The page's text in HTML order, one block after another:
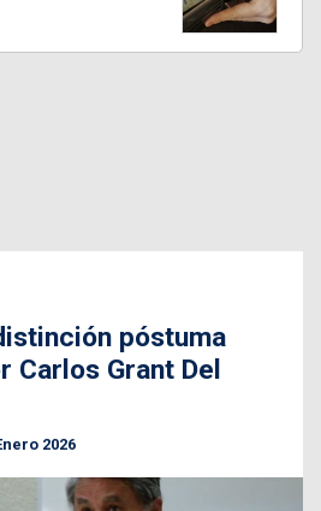
póstuma
Carlos Grant Del
2026